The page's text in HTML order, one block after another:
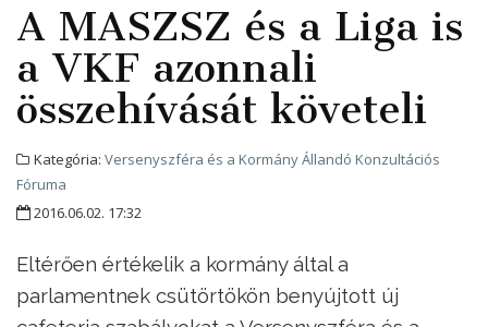
A MASZSZ és a Liga is
a VKF azonnali
összehívását követeli
Kategória: Versenyszféra és a Kormány Állandó Konzultációs
Fóruma
2016.06.02. 17:32
Eltérően értékelik a kormány által a
parlamentnek csütörtökön benyújtott új